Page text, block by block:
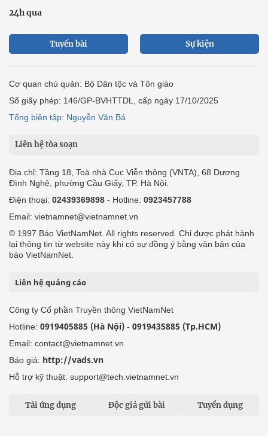
24h qua
Tuyến bài Sự kiện
Cơ quan chủ quản: Bộ Dân tộc và Tôn giáo
Số giấy phép: 146/GP-BVHTTDL, cấp ngày 17/10/2025
Tổng biên tập: Nguyễn Văn Bá
Liên hệ tòa soạn
Địa chỉ: Tầng 18, Toà nhà Cục Viễn thông (VNTA), 68 Dương
Đình Nghệ, phường Cầu Giấy, TP. Hà Nội.
Điện thoại: 02439369898 - Hotline: 0923457788
Email: vietnamnet@vietnamnet.vn
© 1997 Báo VietNamNet. All rights reserved. Chỉ được phát hành
lại thông tin từ website này khi có sự đồng ý bằng văn bản của
báo VietNamNet.
Liên hệ quảng cáo
Công ty Cổ phần Truyền thông VietNamNet
Hotline: 0919405885 (Hà Nội) - 0919435885 (Tp.HCM)
Email: contact@vietnamnet.vn
Báo giá: http://vads.vn
Hỗ trợ kỹ thuật: support@tech.vietnamnet.vn
Tải ứng dụng Độc giả gửi bài Tuyển dụng